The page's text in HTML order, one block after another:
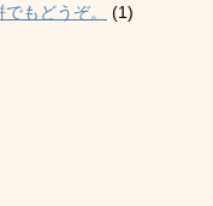
もどうぞ。
(1)